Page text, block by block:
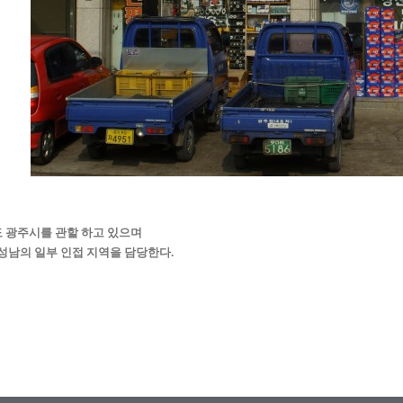
광주시를 관할 하고 있으며
남의 일부 인접 지역을 담당한다.